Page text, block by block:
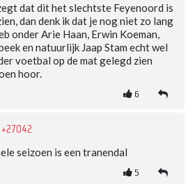
dat dit het slechtste Feyenoord is
dan denk ik dat je nog niet zo lang
onder Arie Haan, Erwin Koeman,
en natuurlijk Jaap Stam echt wel
voetbal op de mat gelegd zien
hoor.
6
+27042
seizoen is een tranendal
5